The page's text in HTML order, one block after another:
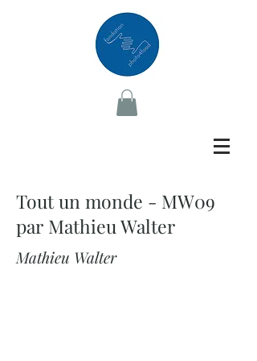
Tout un monde - MW09
par Mathieu Walter
Mathieu Walter